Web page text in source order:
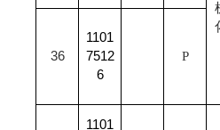
36
1101
7512
6
P
1101